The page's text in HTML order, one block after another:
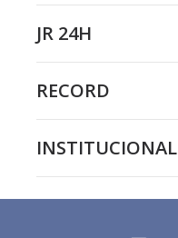
JR 24H
RECORD
INSTITUCIONAL